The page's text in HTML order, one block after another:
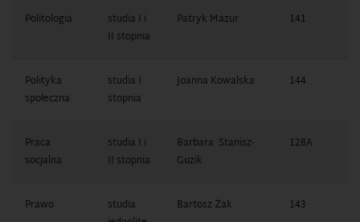
Politologia
studia I i
II stopnia
Patryk Mazur 141
Polityka
społeczna
studia I
stopnia
Joanna Kowalska 144
Praca
socjalna
studia I i
II stopnia
Barbara Stanisz-
Guzik
128A
Prawo
studia
Bartosz Żak 143